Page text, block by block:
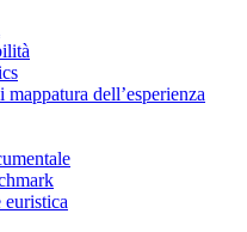
dell’esperienza